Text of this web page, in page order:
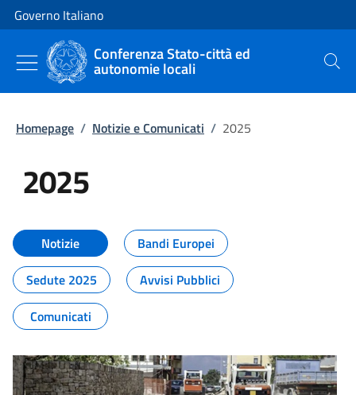
Vai al contenuto
Vai alla navigazione del sito
Governo Italiano
Conferenza Stato-città ed
autonomie locali Cerca
Homepage / Notizie e Comunicati / 2025
2025
Tutti i contenuti della pagina
Notizie
Bandi Europei
Sedute 2025
Avvisi Pubblici
Comunicati